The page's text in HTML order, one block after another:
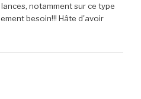
notamment sur ce type
besoin!!! Hâte d'avoir